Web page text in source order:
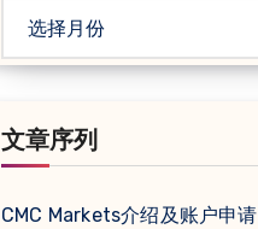
排
文章序列
CMC Markets介绍及账户申请